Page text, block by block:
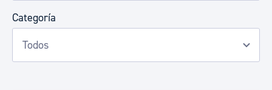
Categoría